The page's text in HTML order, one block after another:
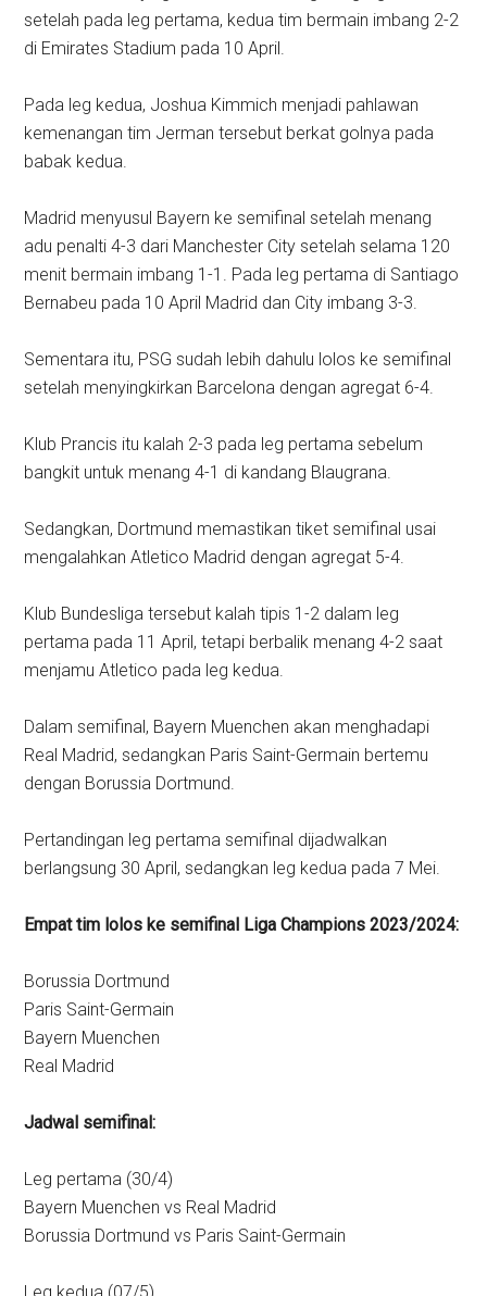
setelah pada leg pertama, kedua tim bermain imbang 2-2
di Emirates Stadium pada 10 April.
Pada leg kedua, Joshua Kimmich menjadi pahlawan
kemenangan tim Jerman tersebut berkat golnya pada
babak kedua.
Madrid menyusul Bayern ke semifinal setelah menang
adu penalti 4-3 dari Manchester City setelah selama 120
menit bermain imbang 1-1. Pada leg pertama di Santiago
Bernabeu pada 10 April Madrid dan City imbang 3-3.
Sementara itu, PSG sudah lebih dahulu lolos ke semifinal
setelah menyingkirkan Barcelona dengan agregat 6-4.
Klub Prancis itu kalah 2-3 pada leg pertama sebelum
bangkit untuk menang 4-1 di kandang Blaugrana.
Sedangkan, Dortmund memastikan tiket semifinal usai
mengalahkan Atletico Madrid dengan agregat 5-4.
Klub Bundesliga tersebut kalah tipis 1-2 dalam leg
pertama pada 11 April, tetapi berbalik menang 4-2 saat
menjamu Atletico pada leg kedua.
Dalam semifinal, Bayern Muenchen akan menghadapi
Real Madrid, sedangkan Paris Saint-Germain bertemu
dengan Borussia Dortmund.
Pertandingan leg pertama semifinal dijadwalkan
berlangsung 30 April, sedangkan leg kedua pada 7 Mei.
Empat tim lolos ke semifinal Liga Champions 2023/2024:
Borussia Dortmund
Paris Saint-Germain
Bayern Muenchen
Real Madrid
Jadwal semifinal:
Leg pertama (30/4)
Bayern Muenchen vs Real Madrid
Borussia Dortmund vs Paris Saint-Germain